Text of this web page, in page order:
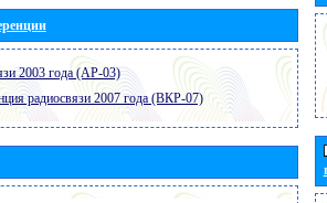
2003 года (АР-03)
радиосвязи 2007 года (ВКР-07)